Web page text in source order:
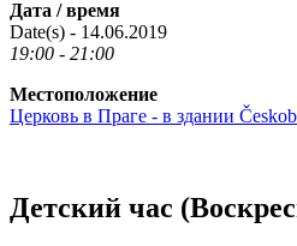
Дата / время
Date(s) - 14.06.2019
19:00 - 21:00
Местоположение
Церковь в Праге - в здании
Детский час